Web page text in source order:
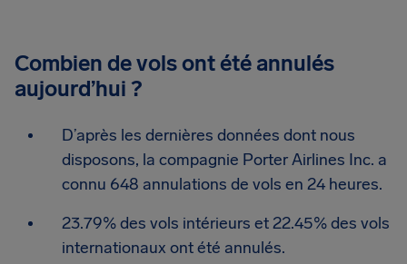
Combien de vols ont été annulés
aujourd’hui ?
D’après les dernières données dont nous
disposons, la compagnie Porter Airlines Inc. a
connu 648 annulations de vols en 24 heures.
23.79% des vols intérieurs et 22.45% des vols
internationaux ont été annulés.